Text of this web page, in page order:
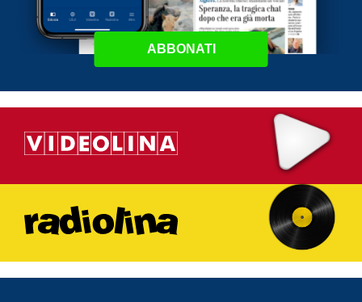
ABBONATI